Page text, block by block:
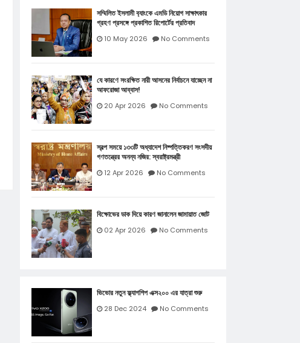
সম্মিলিত ইসলামী ব‍্যাংকে এমডি নিয়োগ সাক্ষাৎকার
গ্রহণ প্রসঙ্গে প্রকাশিত রিপোর্টের প্রতিবাদ
10 May 2026 No Comments
যে কারণে সংরক্ষিত নারী আসনের নির্বাচনে যাচ্ছেন না
আফরোজা আব্বাস!
20 Apr 2026 No Comments
স্বল্প সময়ে ১৩৩টি অধ্যাদেশ নিষ্পত্তিকরণ সংসদীয়
গণতন্ত্রের অনন্য নজির: স্বরাষ্ট্রমন্ত্রী
12 Apr 2026 No Comments
বিক্ষোভের ডাক দিয়ে কারণ জানালেন জামায়াত জোট
02 Apr 2026 No Comments
ভিভোর নতুন ফ্ল্যাগশিপ এক্স২০০ এর যাত্রা শুরু
28 Dec 2024 No Comments